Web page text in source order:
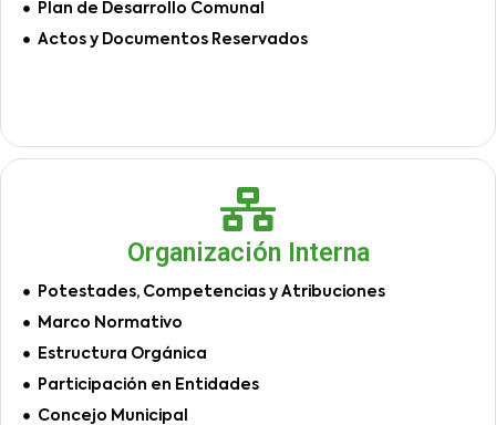
Plan de Desarrollo Comunal
Actos y Documentos Reservados
Organización Interna
Potestades, Competencias y Atribuciones
Marco Normativo
Estructura Orgánica
Participación en Entidades
Concejo Municipal